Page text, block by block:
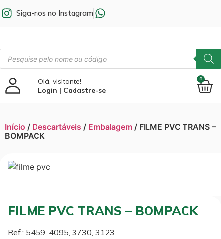
Siga-nos no Instagram
Olá, visitante!
Login | Cadastre-se
0
Início / Descartáveis / Embalagem / FILME PVC TRANS –
BOMPACK
FILME PVC TRANS – BOMPACK
Ref.: 5459, 4095, 3730, 3123